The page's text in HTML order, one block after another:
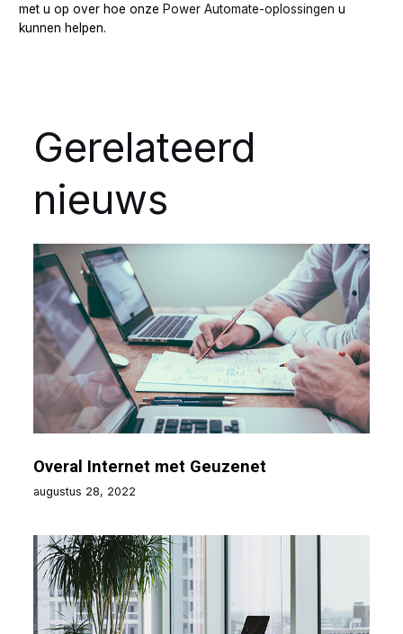
met u op over hoe onze Power Automate-oplossingen u
kunnen helpen.
Gerelateerd
nieuws
Overal Internet met Geuzenet
augustus 28, 2022